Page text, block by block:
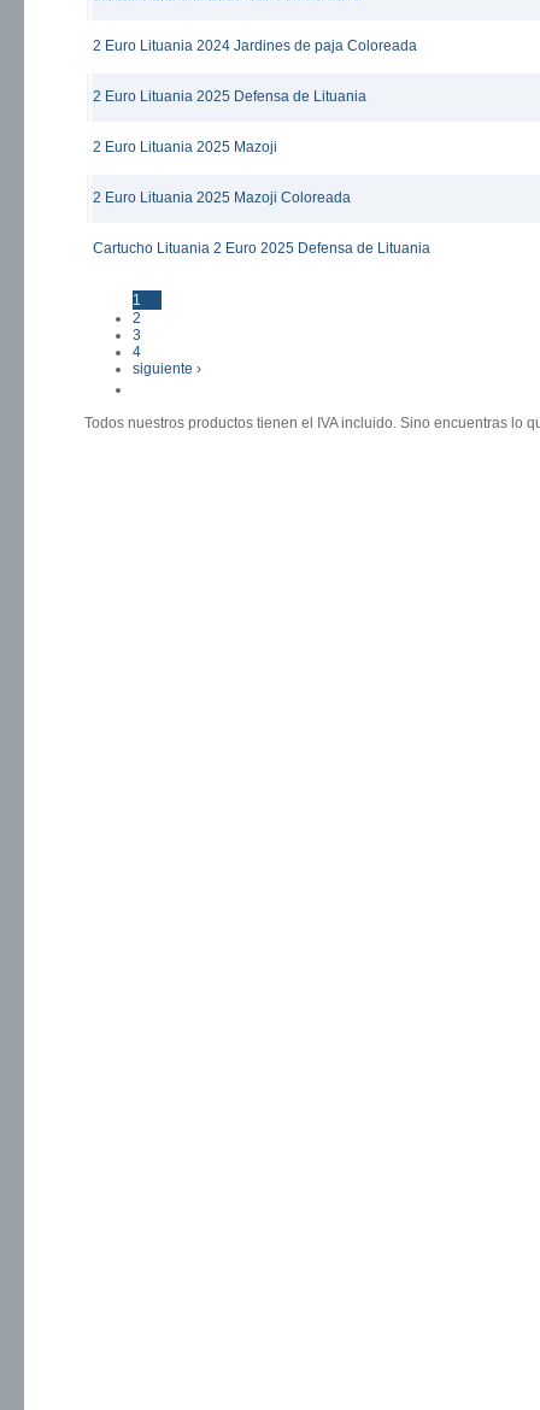
2 Euro Lituania 2024 Jardines de paja Coloreada
2 Euro Lituania 2025 Defensa de Lituania
2 Euro Lituania 2025 Mazoji
2 Euro Lituania 2025 Mazoji Coloreada
Cartucho Lituania 2 Euro 2025 Defensa de Lituania
Páginas
1
2
3
4
siguiente ›
Todos nuestros productos tienen el IVA incluido. Sino encuentras lo